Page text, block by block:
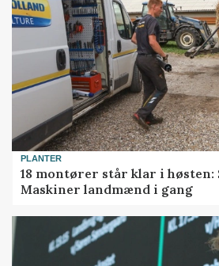
PLANTER
18 montører står klar i høsten:
Maskiner landmænd i gang